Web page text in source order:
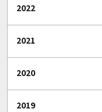
2022
2021
2020
2019